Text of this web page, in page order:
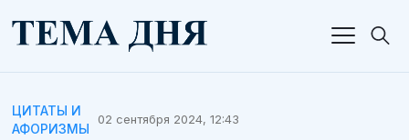
ЦИТАТЫ И
АФОРИЗМЫ
02 сентября 2024, 12:43